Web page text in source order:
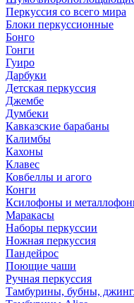
Перкуссия со всего мира
Блоки перкуссионные
Бонго
Гонги
Гуиро
Дарбуки
Детская перкуссия
Джембе
Думбеки
Кавказские барабаны
Калимбы
Кахоны
Клавес
Ковбеллы и агого
Конги
Ксилофоны и
Маракасы
Наборы перкуссии
Ножная перкуссия
Пандейрос
Поющие чаши
Ручная перкуссия
Тамбурины, бубны,